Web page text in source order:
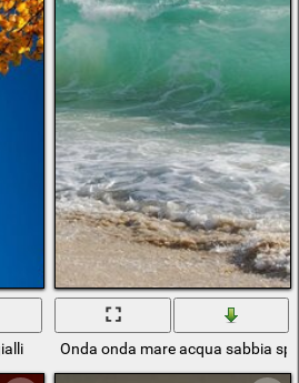
Onda onda mare acqua sabbia